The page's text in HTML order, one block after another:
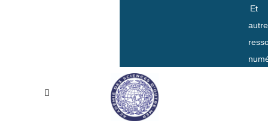
Et